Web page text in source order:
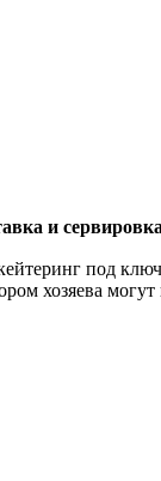
и
под
хозяева могут